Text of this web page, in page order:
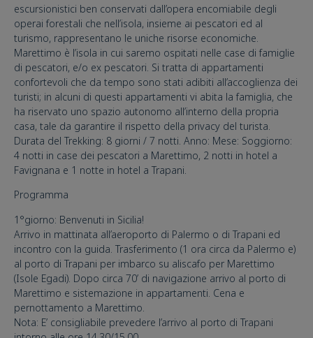
escursionistici ben conservati dall’opera encomiabile degli
operai forestali che nell’isola, insieme ai pescatori ed al
turismo, rappresentano le uniche risorse economiche.
Marettimo è l’isola in cui saremo ospitati nelle case di famiglie
di pescatori, e/o ex pescatori. Si tratta di appartamenti
confortevoli che da tempo sono stati adibiti all’accoglienza dei
turisti; in alcuni di questi appartamenti vi abita la famiglia, che
ha riservato uno spazio autonomo all’interno della propria
casa, tale da garantire il rispetto della privacy del turista.
Durata del Trekking: 8 giorni / 7 notti. Anno: Mese: Soggiorno:
4 notti in case dei pescatori a Marettimo, 2 notti in hotel a
Favignana e 1 notte in hotel a Trapani.
Programma
1°giorno: Benvenuti in Sicilia!
Arrivo in mattinata all’aeroporto di Palermo o di Trapani ed
incontro con la guida. Trasferimento (1 ora circa da Palermo e)
al porto di Trapani per imbarco su aliscafo per Marettimo
(Isole Egadi). Dopo circa 70’ di navigazione arrivo al porto di
Marettimo e sistemazione in appartamenti. Cena e
pernottamento a Marettimo.
Nota: E’ consigliabile prevedere l’arrivo al porto di Trapani